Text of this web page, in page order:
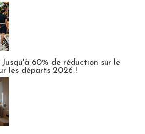
Jusqu'à 60% de réduction sur le
les départs 2026 !